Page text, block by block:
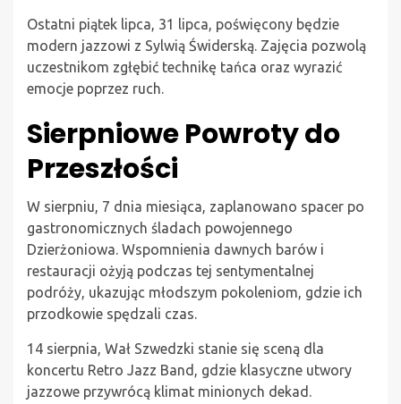
Ostatni piątek lipca, 31 lipca, poświęcony będzie
modern jazzowi z Sylwią Świderską. Zajęcia pozwolą
uczestnikom zgłębić technikę tańca oraz wyrazić
emocje poprzez ruch.
Sierpniowe Powroty do
Przeszłości
W sierpniu, 7 dnia miesiąca, zaplanowano spacer po
gastronomicznych śladach powojennego
Dzierżoniowa. Wspomnienia dawnych barów i
restauracji ożyją podczas tej sentymentalnej
podróży, ukazując młodszym pokoleniom, gdzie ich
przodkowie spędzali czas.
14 sierpnia, Wał Szwedzki stanie się sceną dla
koncertu Retro Jazz Band, gdzie klasyczne utwory
jazzowe przywrócą klimat minionych dekad.